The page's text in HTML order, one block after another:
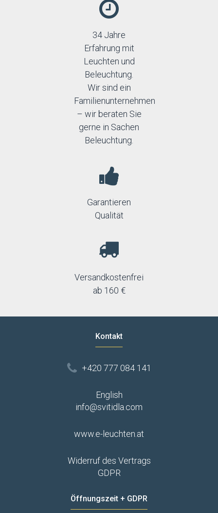
34 Jahre
Erfahrung mit
Leuchten und
Beleuchtung.
Wir sind ein
Familienunternehmen
– wir beraten Sie
gerne in Sachen
Beleuchtung.
Garantieren
Qualität
Versandkostenfrei
ab 160 €
Kontakt
+420 777 084 141
English
info@svitidla.com
www.e-leuchten.at
Widerruf des Vertrags
GDPR
Öffnungszeit + GDPR